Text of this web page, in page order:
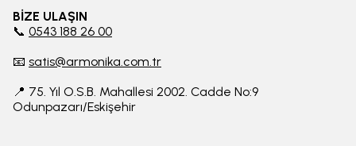
BİZE ULAŞIN
📞 0543 188 26 00
📧 satis@armonika.com.tr
📍 75. Yıl O.S.B. Mahallesi 2002. Cadde No:9
Odunpazarı/Eskişehir